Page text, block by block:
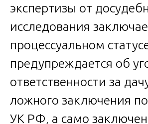
экспертизы от
исследования
процессуальном
предупреждается об
ответственности за
ложного заключения
УК РФ, а само